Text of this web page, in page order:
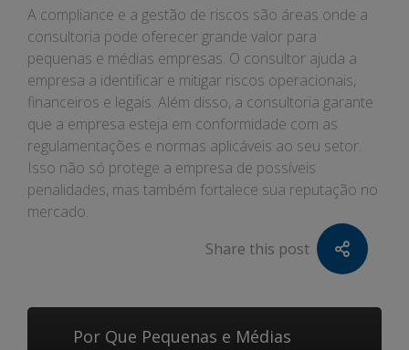
A compliance e a gestão de riscos são áreas onde a
consultoria pode oferecer grande valor para
pequenas e médias empresas. O consultor ajuda a
empresa a identificar e mitigar riscos operacionais,
financeiros e legais. Além disso, a consultoria garante
que a empresa esteja em conformidade com as
regulamentações e normas aplicáveis ao seu setor.
Isso não só protege a empresa de possíveis
penalidades, mas também fortalece sua reputação no
mercado.
Share this post
Por Que Pequenas e Médias